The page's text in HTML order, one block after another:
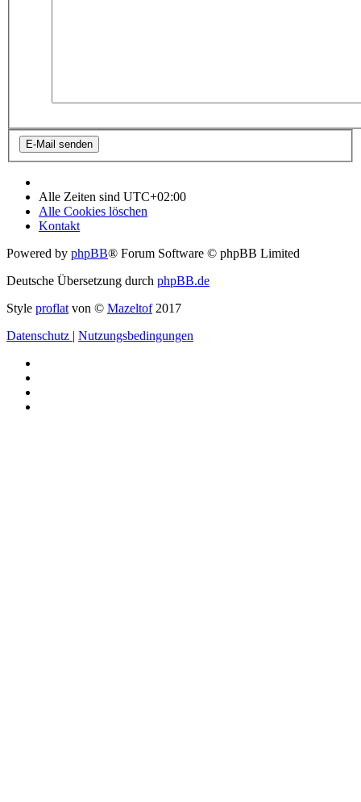
Alle Zeiten sind UTC+02:00
Alle Cookies löschen
Kontakt
Powered by phpBB® Forum Software © phpBB Limited
Deutsche Übersetzung durch phpBB.de
Style proflat von © Mazeltof2017
Datenschutz | Nutzungsbedingungen